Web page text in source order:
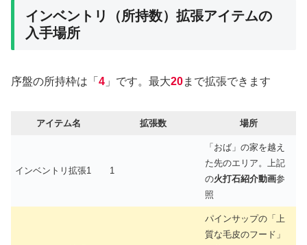
インベントリ（所持数）拡張アイテムの
入手場所
序盤の所持枠は「 4 」です。最大20まで拡張できます
アイテム名 拡張数 場所
インベントリ拡張1 1
「おば」の家を越え
た先のエリア。上記
の火打石紹介動画参
照
パインサップの「上
質な毛皮のフード」